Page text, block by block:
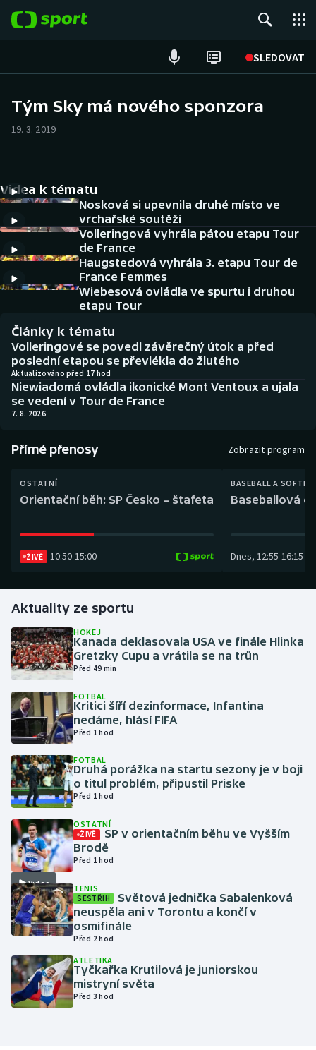
SLEDOVAT
Hokej
Tenis
Atletika
Cyklistika
DALŠÍ SPORTY
Americký fotbal
Baseball a softbal
Basketbal
Biatlon
Curling
Florbal
Golf
Gymnastika
Házená
Jezdectví
Judo
Krasobruslení
Lezení
Lyže a snowboard
Moderní pětiboj
Motorsport
Olympijské hry
Parasport
NEPŘEHLÉDNĚTE
Soutěže
Historické návraty
Aplikace ČT sport
Tým Sky má nového sponzora
19. 3. 2019
Videa k tématu
Nosková si upevnila druhé místo ve
vrchařské soutěži
Volleringová vyhrála pátou etapu Tour
de France
Haugstedová vyhrála 3. etapu Tour de
France Femmes
Wiebesová ovládla ve spurtu i druhou
etapu Tour
Články k tématu
Volleringové se povedl závěrečný útok a před
poslední etapou se převlékla do žlutého
Aktualizováno před 17 hod
Niewiadomá ovládla ikonické Mont Ventoux a ujala
se vedení v Tour de France
7. 8. 2026
Přímé přenosy Zobrazit program
OSTATNÍ
Orientační běh: SP Česko – štafeta
ŽIVĚ 10:50-15:00
BASEBALL A
Baseballová
Dnes, 12:55-16:15
Aktuality ze sportu
HOKEJ
Kanada deklasovala USA ve finále Hlinka
Gretzky Cupu a vrátila se na trůn
Před 49 min
FOTBAL
Kritici šíří dezinformace, Infantina
nedáme, hlásí FIFA
Před 1 hod
FOTBAL
Druhá porážka na startu sezony je v boji
o titul problém, připustil Priske
Před 1 hod
Video
OSTATNÍ
ŽIVĚ
SP v orientačním běhu ve Vyšším
Brodě
Před 1 hod
TENIS
SESTŘIH
Světová jednička Sabalenková
neuspěla ani v Torontu a končí v
osmifinále
Před 2 hod
ATLETIKA
Tyčkařka Krutilová je juniorskou
mistryní světa
Před 3 hod